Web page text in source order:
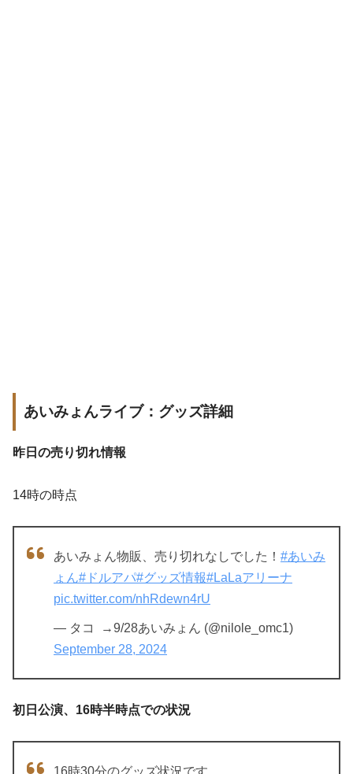
あいみょんライブ：グッズ詳細
昨日の売り切れ情報
14時の時点
あいみょん物販、売り切れなしでした！ #あいみ
ょん#ドルアパ#グッズ情報#LaLaアリーナ
pic.twitter.com/nhRdewn4rU
— タコ ︎ →9/28あいみょん (@nilole_omc1)
September 28, 2024
初日公演、16時半時点での状況